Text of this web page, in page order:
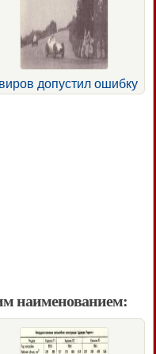
допустил ошибку
наименованием: